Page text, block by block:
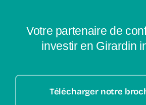
Votre partenaire de
investir en Girardin
Télécharger notre